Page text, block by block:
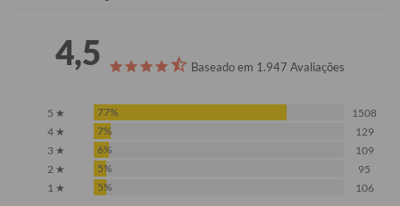
4,5 Baseado em 1.947 Avaliações
5 ★ 77%
1508
4 ★
7%
129
3 ★
6%
109
2 ★
5%
95
1 ★
5% 106